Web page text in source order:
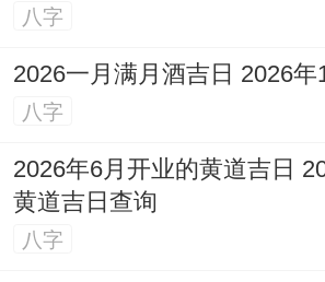
八字
2026一月满月酒吉日 2026年
八字
2026年6月开业的黄道吉日
黄道吉日查询
八字